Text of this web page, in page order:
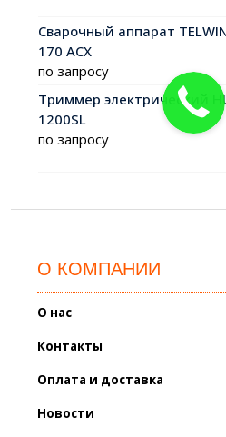
Сварочный аппарат
170 ACX
по запросу
Триммер электрический
1200SL
по запросу
О КОМПАНИИ
О нас
Контакты
Оплата и доставка
Новости